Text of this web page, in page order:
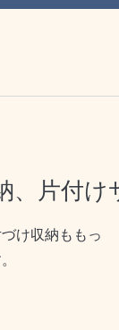
、片付け
け収納ももっ